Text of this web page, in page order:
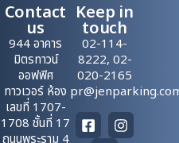
Contact
us
944 อาคาร
มิตรทาวน์
ออฟฟิศ
ทาวเวอร์ ห้อง
เลขที่ 1707-
1708 ชั้นที่ 17
Keep in
touch
02-114-
8222, 02-
020-2165